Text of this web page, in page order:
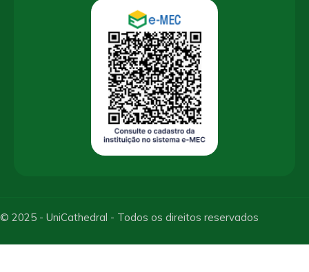
© 2025 - UniCathedral - Todos os direitos reservados